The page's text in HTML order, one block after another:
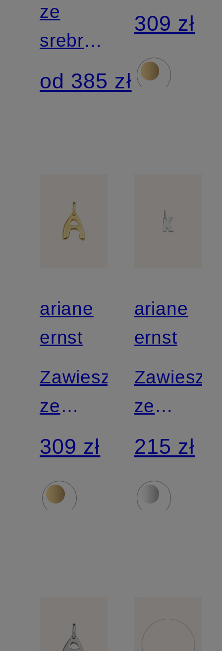
ze
srebra
sterling
925
od 385 zł
srebra
sterling
925
309 zł
ariane
ernst
Zawieszka
ze
srebra
sterling
925
309 zł
ariane
ernst
ze
srebra
sterling
925
215 zł